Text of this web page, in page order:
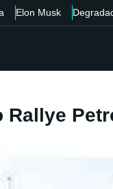
Elon Musk
Rallye